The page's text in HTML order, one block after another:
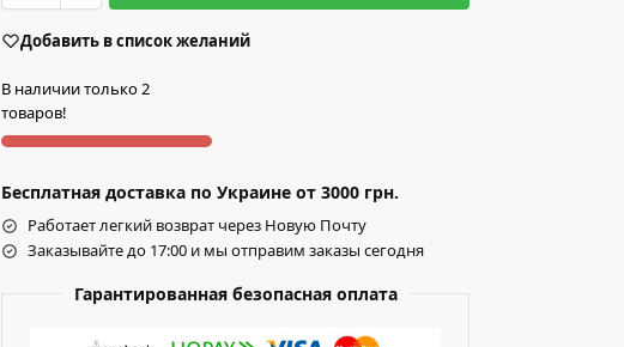
Добавить в список желаний
В наличии только 2
товаров!
Бесплатная доставка по Украине от 3000 грн.
Работает легкий возврат через Новую Почту
Заказывайте до 17:00 и мы отправим заказы сегодня
Гарантированная безопасная оплата